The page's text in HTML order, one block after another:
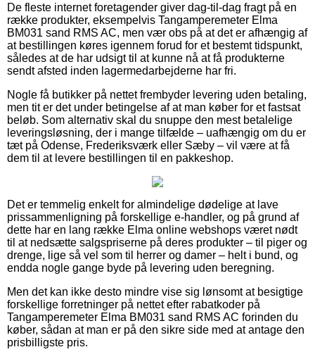
De fleste internet foretagender giver dag-til-dag fragt på en
række produkter, eksempelvis Tangamperemeter Elma
BM031 sand RMS AC, men vær obs på at det er afhængig af
at bestillingen køres igennem forud for et bestemt tidspunkt,
således at de har udsigt til at kunne nå at få produkterne
sendt afsted inden lagermedarbejderne har fri.
Nogle få butikker på nettet frembyder levering uden betaling,
men tit er det under betingelse af at man køber for et fastsat
beløb. Som alternativ skal du snuppe den mest betalelige
leveringsløsning, der i mange tilfælde – uafhængig om du er
tæt på Odense, Frederiksværk eller Sæby – vil være at få
dem til at levere bestillingen til en pakkeshop.
Det er temmelig enkelt for almindelige dødelige at lave
prissammenligning på forskellige e-handler, og på grund af
dette har en lang række Elma online webshops været nødt
til at nedsætte salgspriserne på deres produkter – til piger og
drenge, lige så vel som til herrer og damer – helt i bund, og
endda nogle gange byde på levering uden beregning.
Men det kan ikke desto mindre vise sig lønsomt at besigtige
forskellige forretninger på nettet efter rabatkoder på
Tangamperemeter Elma BM031 sand RMS AC forinden du
køber, sådan at man er på den sikre side med at antage den
prisbilligste pris.